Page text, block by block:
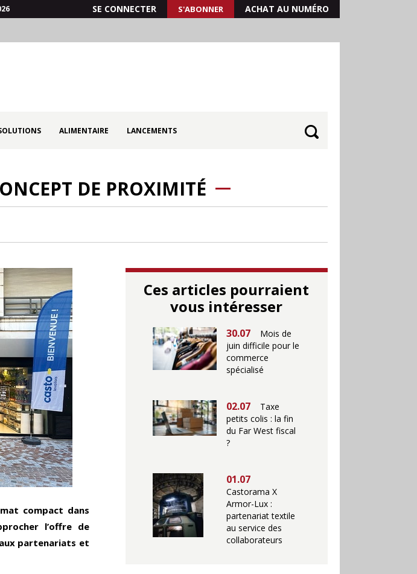
SE CONNECTER S'ABONNER ACHAT AU NUMÉRO
ALIMENTAIRE LANCEMENTS
DE PROXIMITÉ
compact dans
l’offre de
partenariats et
Ces articles pourraient
vous intéresser
30.07
Mois de
juin difficile pour le
commerce
spécialisé
02.07
Taxe
petits colis : la fin
du Far West fiscal
?
01.07
Castorama X
Armor-Lux :
partenariat textile
au service des
collaborateurs